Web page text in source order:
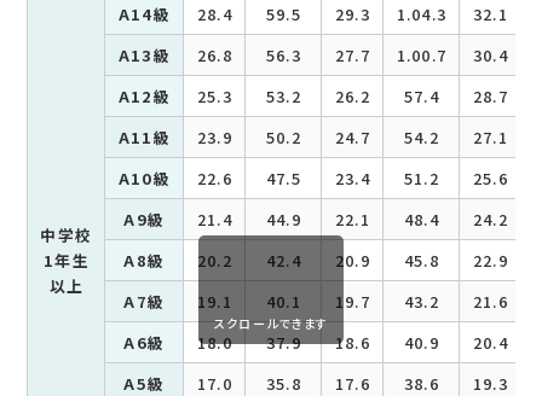
中学校
1年生
以上
A14級
28.4 59.5 29.3 1.04.3 32.1
A13級
26.8 56.3 27.7 1.00.7 30.4
A12級
25.3 53.2 26.2 57.4 28.7
A11級
23.9 50.2 24.7 54.2 27.1
A10級
22.6 47.5 23.4 51.2 25.6
A9級
21.4 44.9 22.1 48.4 24.2
A8級
20.2 42.4 20.9 45.8 22.9
A7級
19.1 40.1 19.7 43.2 21.6
A6級
18.0 37.9 18.6 40.9 20.4
A5級
17.0 35.8 17.6 38.6 19.3
スクロールできます